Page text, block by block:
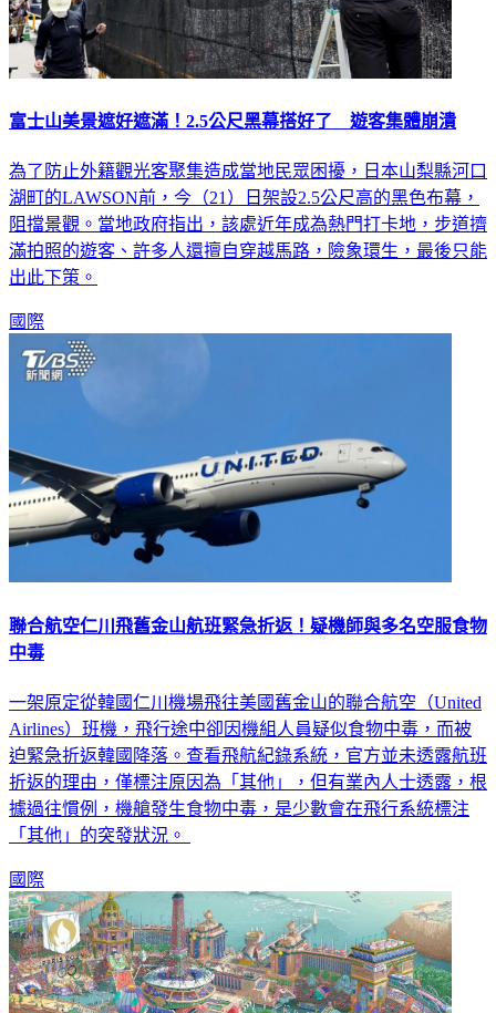
為了防止外籍觀光客聚集造成當地民眾困擾，日本山梨縣河口
湖町的LAWSON前，今（21）日架設2.5公尺高的黑色布幕，
阻擋景觀。當地政府指出，該處近年成為熱門打卡地，步道擠
滿拍照的遊客、許多人還擅自穿越馬路，險象環生，最後只能
國際
聯合航空仁川飛舊金山航班緊急折返！疑機師與多名空服食物
一架原定從韓國仁川機場飛往美國舊金山的聯合航空（United
Airlines）班機，飛行途中卻因機組人員疑似食物中毒，而被
迫緊急折返韓國降落。查看飛航紀錄系統，官方並未透露航班
折返的理由，僅標注原因為「其他」，但有業內人士透露，根
據過往慣例，機艙發生食物中毒，是少數會在飛行系統標注
國際